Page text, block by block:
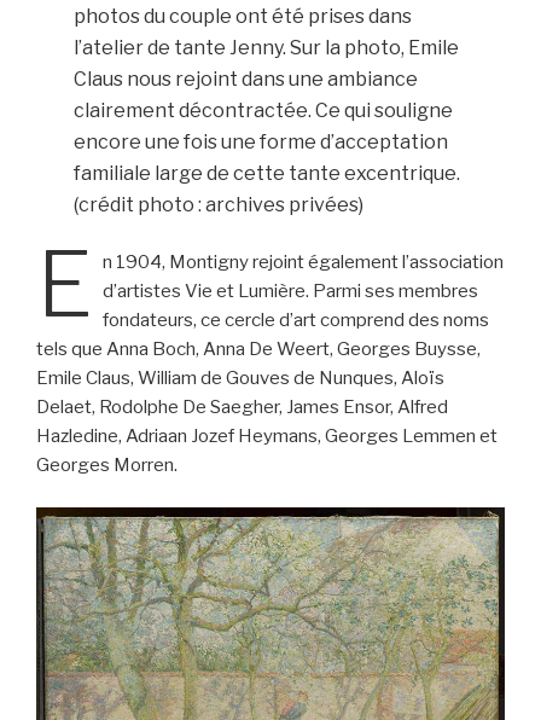
photos du couple ont été prises dans
l’atelier de tante Jenny. Sur la photo, Emile
Claus nous rejoint dans une ambiance
clairement décontractée. Ce qui souligne
encore une fois une forme d’acceptation
familiale large de cette tante excentrique.
(crédit photo : archives privées)
E
n 1904, Montigny rejoint également l’association
d’artistes Vie et Lumière. Parmi ses membres
fondateurs, ce cercle d’art comprend des noms
tels que Anna Boch, Anna De Weert, Georges Buysse,
Emile Claus, William de Gouves de Nunques, Aloïs
Delaet, Rodolphe De Saegher, James Ensor, Alfred
Hazledine, Adriaan Jozef Heymans, Georges Lemmen et
Georges Morren.